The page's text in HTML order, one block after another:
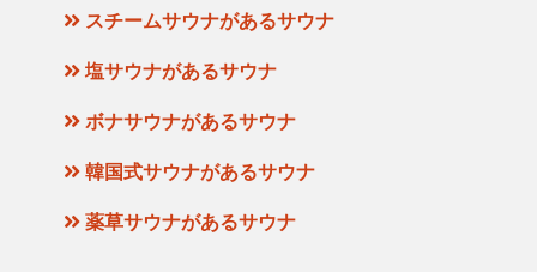
スチームサウナがあるサウナ
塩サウナがあるサウナ
ボナサウナがあるサウナ
韓国式サウナがあるサウナ
薬草サウナがあるサウナ